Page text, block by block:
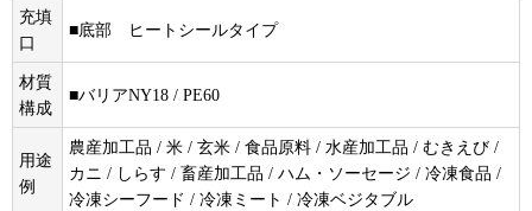
充填
口
■底部 ヒートシールタイプ
材質
構成
■バリアNY18 / PE60
用途
例
農産加工品 / 米 / 玄米 / 食品原料 / 水産加工品 / むきえび /
カニ / しらす / 畜産加工品 / ハム・ソーセージ / 冷凍食品 /
冷凍シーフード / 冷凍ミート / 冷凍ベジタブル